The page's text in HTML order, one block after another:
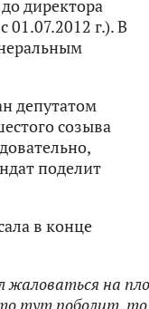
директора
01.07.2012 г.). В
депутатом
созыва
поделит
в конце
на
то тут поболит,